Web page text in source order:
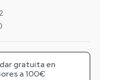
gratuita en
a 100€